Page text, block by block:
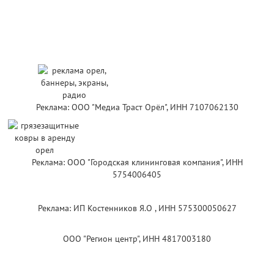
Реклама: ООО "Медиа Траст Орёл", ИНН 7107062130
Реклама: ООО "Городская клининговая компания", ИНН
5754006405
Реклама: ИП Костенников Я.О , ИНН 575300050627
ООО "Регион центр", ИНН 4817003180